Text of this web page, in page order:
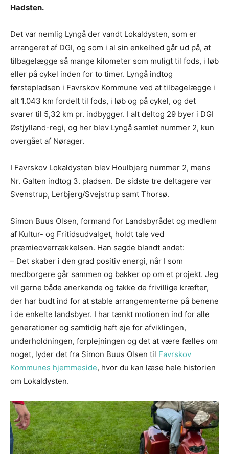
Hadsten.
Det var nemlig Lyngå der vandt Lokaldysten, som er
arrangeret af DGI, og som i al sin enkelhed går ud på, at
tilbagelægge så mange kilometer som muligt til fods, i løb
eller på cykel inden for to timer. Lyngå indtog
førstepladsen i Favrskov Kommune ved at tilbagelægge i
alt 1.043 km fordelt til fods, i løb og på cykel, og det
svarer til 5,32 km pr. indbygger. I alt deltog 29 byer i DGI
Østjylland-regi, og her blev Lyngå samlet nummer 2, kun
overgået af Nørager.
I Favrskov Lokaldysten blev Houlbjerg nummer 2, mens
Nr. Galten indtog 3. pladsen. De sidste tre deltagere var
Svenstrup, Lerbjerg/Svejstrup samt Thorsø.
Simon Buus Olsen, formand for Landsbyrådet og medlem
af Kultur- og Fritidsudvalget, holdt tale ved
præmieoverrækkelsen. Han sagde blandt andet:
– Det skaber i den grad positiv energi, når I som
medborgere går sammen og bakker op om et projekt. Jeg
vil gerne både anerkende og takke de frivillige kræfter,
der har budt ind for at stable arrangementerne på benene
i de enkelte landsbyer. I har tænkt motionen ind for alle
generationer og samtidig haft øje for afviklingen,
underholdningen, forplejningen og det at være fælles om
noget, lyder det fra Simon Buus Olsen til Favrskov
Kommunes hjemmeside, hvor du kan læse hele historien
om Lokaldysten.